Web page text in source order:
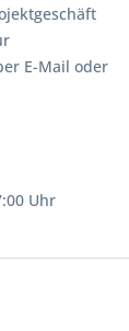
E-Mail oder
Uhr